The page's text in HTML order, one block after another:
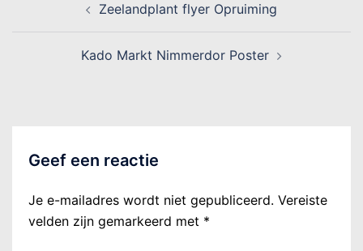
Zeelandplant flyer Opruiming
Kado Markt Nimmerdor Poster
Geef een reactie
Je e-mailadres wordt niet gepubliceerd. Vereiste
velden zijn gemarkeerd met *